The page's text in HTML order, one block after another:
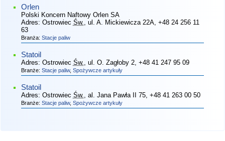
Orlen
Polski Koncern Naftowy Orlen SA
Adres: Ostrowiec Św. , ul. A. Mickiewicza 22A, +48 24 256 11
63
Branża: Stacje paliw
Statoil
Adres: Ostrowiec Św. , ul. O. Zagłoby 2, +48 41 247 95 09
Branże: Stacje paliw, Spożywcze artykuły
Statoil
Adres: Ostrowiec Św. , al. Jana Pawła II 75, +48 41 263 00 50
Branże: Stacje paliw, Spożywcze artykuły